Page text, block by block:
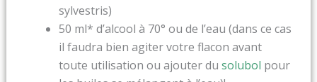
sylvestris)
50 ml* d’alcool à 70° ou de l’eau (dans ce cas
il faudra bien agiter votre flacon avant
toute utilisation ou ajouter du solubol pour